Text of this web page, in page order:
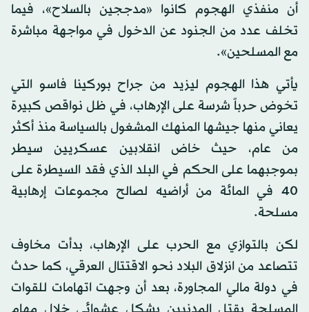
أن منفذي الهجوم كانوا «مدججين بالسلاح»، فيما
تخلف عدد من الجنود عن الدخول في مواجهة مباشرة
مع المسلحين».
يأتي هذا الهجوم ليزيد من جراح بوركينا فاسو التي
تخوض حرباً شرسة على الإرهاب، في ظل نواقص كبيرة
يعاني منها جيشها المنهك المشغول بالسياسة منذ أكثر
من عام، حيث خاض انقلابين عسكريين سيطر
بموجبهما على الحكم في البلد الذي فقد السيطرة على
40 في المائة من أراضيه لصالح مجموعات إرهابية
مسلحة.
لكن بالتوازي مع الحرب على الإرهاب، بدأت مخاوف
تتصاعد من انزلاق البلاد نحو الاقتتال العرقي، كما حدث
في دولة مالي المجاورة، بعد أن وجهت اتهامات للقوات